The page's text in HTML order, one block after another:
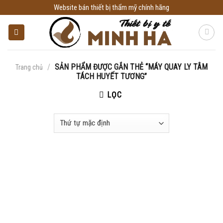
to
content
Website bán thiết bị thẩm mỹ chính hãng
Trang chủ / SẢN PHẨM ĐƯỢC GẮN THẺ “MÁY QUAY LY TÂM
TÁCH HUYẾT TƯƠNG”
LỌC